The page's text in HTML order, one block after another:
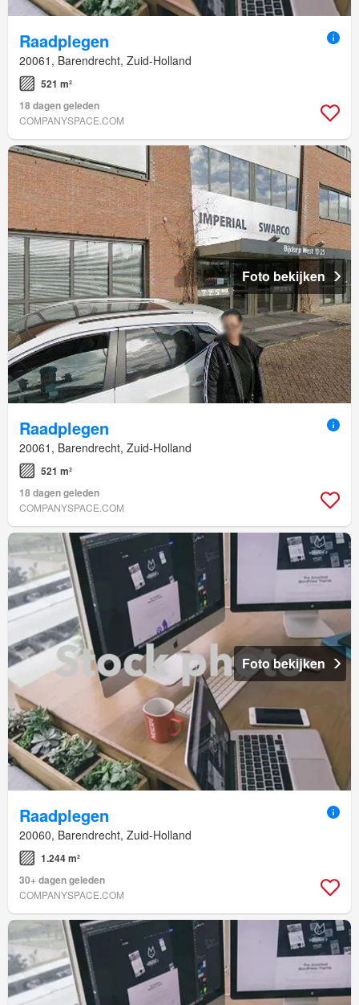
Raadplegen
20061, Barendrecht, Zuid-Holland
521 m²
18 dagen geleden
COMPANYSPACE.COM
Foto bekijken
Raadplegen
20061, Barendrecht, Zuid-Holland
521 m²
18 dagen geleden
COMPANYSPACE.COM
Foto bekijken
Raadplegen
20060, Barendrecht, Zuid-Holland
1.244 m²
30+ dagen geleden
COMPANYSPACE.COM